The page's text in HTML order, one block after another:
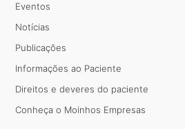
Eventos
Notícias
Publicações
Informações ao Paciente
Direitos e deveres do paciente
Conheça o Moinhos Empresas